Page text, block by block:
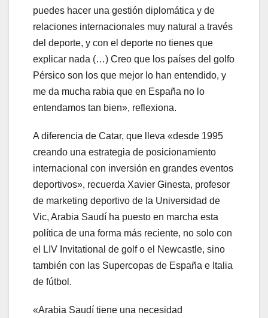
puedes hacer una gestión diplomática y de
relaciones internacionales muy natural a través
del deporte, y con el deporte no tienes que
explicar nada (…) Creo que los países del golfo
Pérsico son los que mejor lo han entendido, y
me da mucha rabia que en España no lo
entendamos tan bien», reflexiona.
A diferencia de Catar, que lleva «desde 1995
creando una estrategia de posicionamiento
internacional con inversión en grandes eventos
deportivos», recuerda Xavier Ginesta, profesor
de marketing deportivo de la Universidad de
Vic, Arabia Saudí ha puesto en marcha esta
política de una forma más reciente, no solo con
el LIV Invitational de golf o el Newcastle, sino
también con las Supercopas de España e Italia
de fútbol.
«Arabia Saudí tiene una necesidad